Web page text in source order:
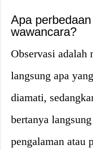
Apa
wawancara?
Observasi adalah
langsung apa
diamati,
bertanya
pengalaman atau